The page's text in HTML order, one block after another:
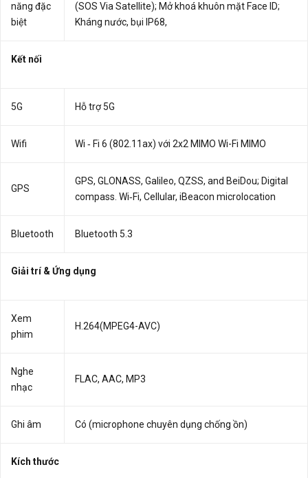
năng đặc
biệt
(SOS Via Satellite); Mở khoá khuôn mặt Face ID;
Kháng nước, bụi IP68,
Kết nối
5G Hỗ trợ 5G
Wifi Wi ‑ Fi 6 (802.11ax) với 2x2 MIMO Wi-Fi MIMO
GPS
GPS, GLONASS, Galileo, QZSS, and BeiDou; Digital
compass. Wi‑Fi, Cellular, iBeacon microlocation
Bluetooth Bluetooth 5.3
Giải trí & Ứng dụng
Xem
phim
H.264(MPEG4-AVC)
Nghe
nhạc
FLAC, AAC, MP3
Ghi âm Có (microphone chuyên dụng chống ồn)
Kích thước